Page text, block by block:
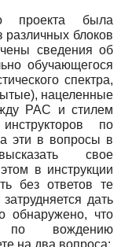
проекта была
различных блоков
сведения об
обучающегося
спектра,
нацеленные
РАС и стилем
по
эти в вопросы в
свое
в инструкции
без ответов те
дать
обнаружено, что
по вождению
на два вопроса: